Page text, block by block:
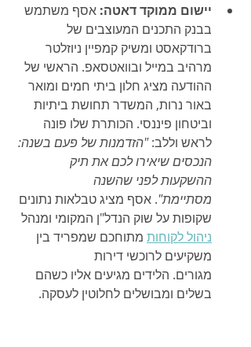
יישום ממוקד דאטה: אסף משתמש
בבנק התכנים המעוצבים של
ברודקאסט ומשיק קמפיין ניוזלטר
מרהיב במייל ובוואטסאפ. הראשי של
ההודעה מציג חלון ביתי חמים ומואר
באור נרות, המשדר תחושת ביתיות
וביטחון פיננסי. הכותרת שלו פונה
לראש וללב: "הזדמנות של פעם בשנה:
הנכסים שיאירו לכם את תיק
ההשקעות לפני שהשנה
מסתיימת". אסף מציג טבלאות נתונים
שקופות על שוק הנדל"ן המקומי ומנהל
ניהול לקוחות מתוחכם שמפריד בין
משקיעים לרוכשי דירות
מגורים. הלידים מגיעים אליו כשהם
בשלים ומבושלים לחלוטין לעסקה.